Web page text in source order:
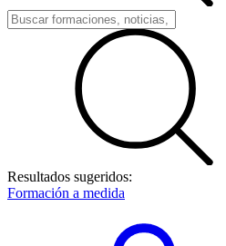
Resultados sugeridos:
Formación a medida